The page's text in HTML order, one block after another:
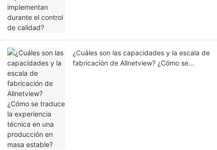
¿Cuáles son las capacidades y la escala de
fabricación de Allnetview? ¿Cómo se